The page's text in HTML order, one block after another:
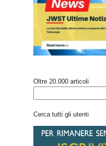
Oltre 20.000 articoli
Cerca tutti gli utenti